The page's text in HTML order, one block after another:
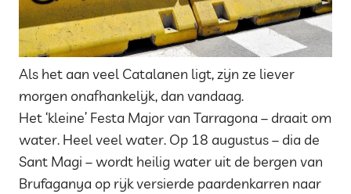
Als het aan veel Catalanen ligt, zijn ze liever
morgen onafhankelijk, dan vandaag.
Het ‘kleine’ Festa Major van Tarragona – draait om
water. Heel veel water. Op 18 augustus – dia de
Sant Magi – wordt heilig water uit de bergen van
Brufaganya op rijk versierde paardenkarren naar